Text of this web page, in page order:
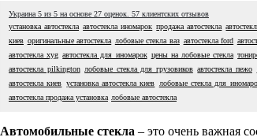
Украина 5 из 5 на основе 27 оценок. 57 клиентских отзывов
установка автостекла автостекла иномарок продажа автостекла
киев оригинальные автостекла лобовые стекла ваз автостекла ford
автостекла xyg автостекла для иномарок цены на лобовые стекла
автостекла pilkington лобовые стекла для грузовиков автостекла пежо
автостекла киев установка автостекла киев лобовые стекла для
автостекла продажа установка лобовые автостекла
Автомобильные стекла – это очень важная